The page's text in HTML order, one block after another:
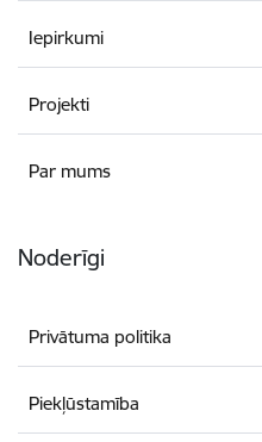
Iepirkumi
Projekti
Par mums
Noderīgi
Privātuma politika
Piekļūstamība